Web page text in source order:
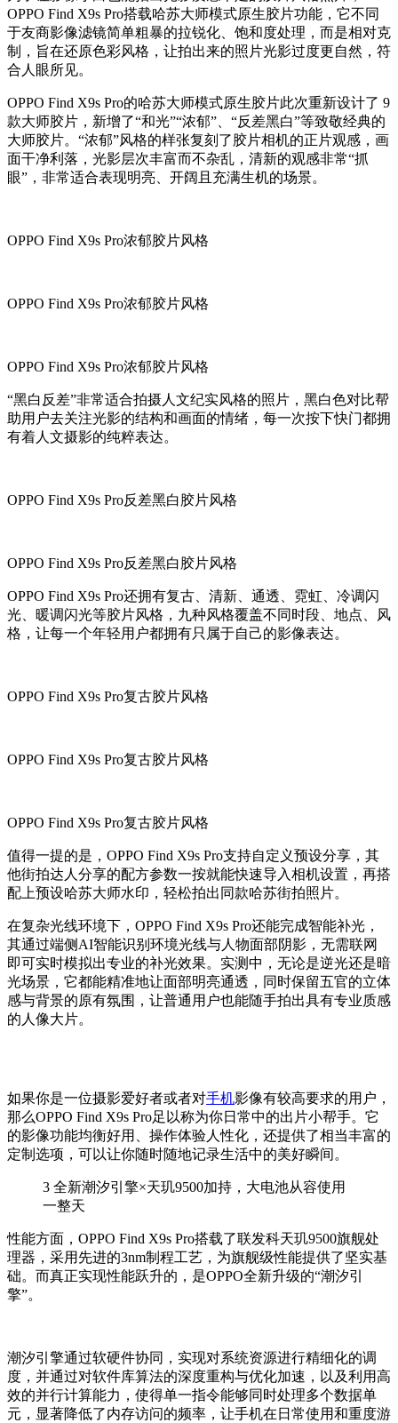
OPPO Find X9s Pro搭载哈苏大师模式原生胶片功能，它不同
于友商影像滤镜简单粗暴的拉锐化、饱和度处理，而是相对克
制，旨在还原色彩风格，让拍出来的照片光影过度更自然，符
合人眼所见。
OPPO Find X9s Pro的哈苏大师模式原生胶片此次重新设计了 9
款大师胶片，新增了“和光”“浓郁”、“反差黑白”等致敬经典的
大师胶片。“浓郁”风格的样张复刻了胶片相机的正片观感，画
面干净利落，光影层次丰富而不杂乱，清新的观感非常“抓
眼”，非常适合表现明亮、开阔且充满生机的场景。
OPPO Find X9s Pro浓郁胶片风格
OPPO Find X9s Pro浓郁胶片风格
OPPO Find X9s Pro浓郁胶片风格
“黑白反差”非常适合拍摄人文纪实风格的照片，黑白色对比帮
助用户去关注光影的结构和画面的情绪，每一次按下快门都拥
有着人文摄影的纯粹表达。
OPPO Find X9s Pro反差黑白胶片风格
OPPO Find X9s Pro反差黑白胶片风格
OPPO Find X9s Pro还拥有复古、清新、通透、霓虹、冷调闪
光、暖调闪光等胶片风格，九种风格覆盖不同时段、地点、风
格，让每一个年轻用户都拥有只属于自己的影像表达。
OPPO Find X9s Pro复古胶片风格
OPPO Find X9s Pro复古胶片风格
OPPO Find X9s Pro复古胶片风格
值得一提的是，OPPO Find X9s Pro支持自定义预设分享，其
他街拍达人分享的配方参数一按就能快速导入相机设置，再搭
配上预设哈苏大师水印，轻松拍出同款哈苏街拍照片。
在复杂光线环境下，OPPO Find X9s Pro还能完成智能补光，
其通过端侧AI智能识别环境光线与人物面部阴影，无需联网
即可实时模拟出专业的补光效果。实测中，无论是逆光还是暗
光场景，它都能精准地让面部明亮通透，同时保留五官的立体
感与背景的原有氛围，让普通用户也能随手拍出具有专业质感
的人像大片。
如果你是一位摄影爱好者或者对手机影像有较高要求的用户，
那么OPPO Find X9s Pro足以称为你日常中的出片小帮手。它
的影像功能均衡好用、操作体验人性化，还提供了相当丰富的
定制选项，可以让你随时随地记录生活中的美好瞬间。
3 全新潮汐引擎×天玑9500加持，大电池从容使用
一整天
性能方面，OPPO Find X9s Pro搭载了联发科天玑9500旗舰处
理器，采用先进的3nm制程工艺，为旗舰级性能提供了坚实基
础。而真正实现性能跃升的，是OPPO全新升级的“潮汐引
擎”。
潮汐引擎通过软硬件协同，实现对系统资源进行精细化的调
度，并通过对软件库算法的深度重构与优化加速，以及利用高
效的并行计算能力，使得单一指令能够同时处理多个数据单
元，显著降低了内存访问的频率，让手机在日常使用和重度游